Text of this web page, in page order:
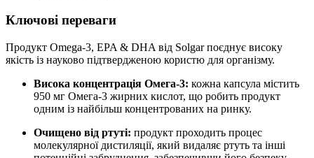
Ключові переваги
Продукт Omega-3, EPA & DHA від Solgar поєднує високу
якість із науково підтвердженою користю для організму.
Висока концентрація Омега-3: кожна капсула містить
950 мг Омега-3 жирних кислот, що робить продукт
одним із найбільш концентрованих на ринку.
Очищено від ртуті: продукт проходить процес
молекулярної дистиляції, який видаляє ртуть та інші